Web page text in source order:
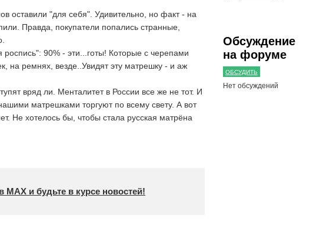
оставили "для себя". Удивительно, но факт - на
Правда, покупатели попались странные,
90% - эти...готы! Которые с черепами
на ремнях, везде..Увидят эту матрешку - и аж
вряд ли. Менталитет в России все же не тот. И
матрешками торгуют по всему свету. А вот
Не хотелось бы, чтобы стала русская матрёна
и будьте в курсе новостей!
Обсуждение
на форуме
ОБСУДИТЬ
Нет обсуждений